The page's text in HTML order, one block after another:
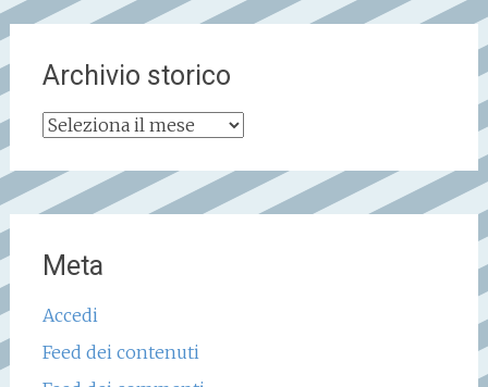
Archivio storico
Archivio
Meta
Accedi
Feed dei contenuti